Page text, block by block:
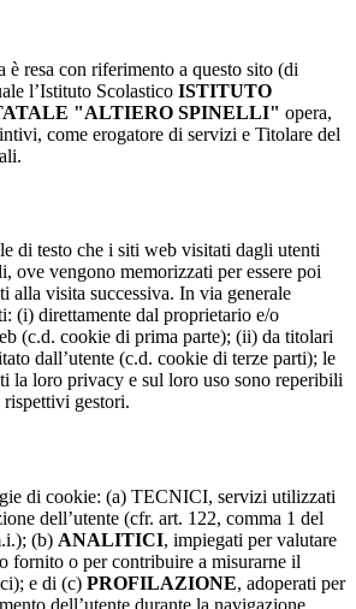
è resa con riferimento a questo sito (di
l’Istituto Scolastico ISTITUTO
"ALTIERO SPINELLI" opera,
come erogatore di servizi e Titolare del
di testo che i siti web visitati dagli utenti
ove vengono memorizzati per essere poi
alla visita successiva. In via generale
(i) direttamente dal proprietario e/o
(c.d. cookie di prima parte); (ii) da titolari
dall’utente (c.d. cookie di terze parti); le
la loro privacy e sul loro uso sono reperibili
gestori.
di cookie: (a) TECNICI, servizi utilizzati
dell’utente (cfr. art. 122, comma 1 del
(b) ANALITICI, impiegati per valutare
fornito o per contribuire a misurarne il
e di (c) PROFILAZIONE, adoperati per
dell’utente durante la navigazione.